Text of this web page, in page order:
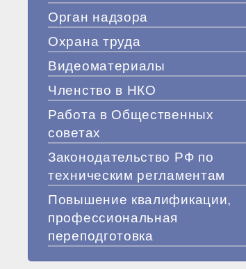
Орган надзора
Охрана труда
Видеоматериалы
Членство в НКО
Работа в Общественных
советах
Законодательство РФ по
техническим регламентам
Повышение квалификации,
профессиональная
переподготовка